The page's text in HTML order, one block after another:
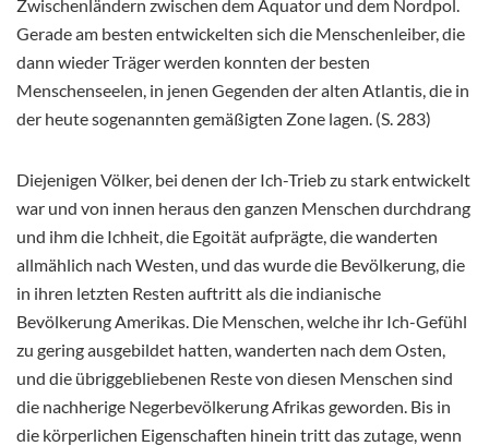
Zwischenländern zwischen dem Äquator und dem Nordpol.
Gerade am besten entwickelten sich die Menschenleiber, die
dann wieder Träger werden konnten der besten
Menschenseelen, in jenen Gegenden der alten Atlantis, die in
der heute sogenannten gemäßigten Zone lagen. (S. 283)
Diejenigen Völker, bei denen der Ich-Trieb zu stark entwickelt
war und von innen heraus den ganzen Menschen durchdrang
und ihm die Ichheit, die Egoität aufprägte, die wanderten
allmählich nach Westen, und das wurde die Bevölkerung, die
in ihren letzten Resten auftritt als die indianische
Bevölkerung Amerikas. Die Menschen, welche ihr Ich-Gefühl
zu gering ausgebildet hatten, wanderten nach dem Osten,
und die übriggebliebenen Reste von diesen Menschen sind
die nachherige Negerbevölkerung Afrikas geworden. Bis in
die körperlichen Eigenschaften hinein tritt das zutage, wenn